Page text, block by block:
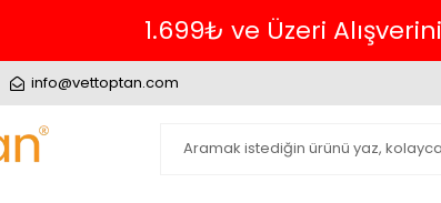
1.699₺ ve Üzeri
info@vettoptan.com